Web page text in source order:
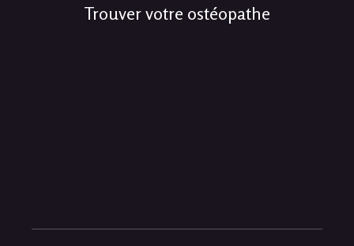
Trouver votre ostéopathe